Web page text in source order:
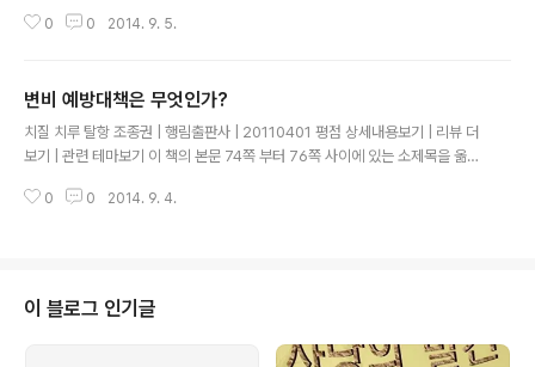
수 없는 국내 시장 규모의 한계와, 상당한 구매력을 지니면서 TV 의존도가 높은
드라마를 보는 사람이라면 '왜 우리나라 드라마는 장르가 모두 비슷한 막장 드
라마 뿐인가?' 라는 의문을 한두 번쯤은 가져보았을 것이다. 요즘 케이블 채널에
서 방영되는 미국 드라마를 보면 가벼운 로맨스부터, 코믹, 의학, 스릴러, 사이..
0 0 2014. 9. 5.
변비 예방대책은 무엇인가?
치질 치루 탈항 조종권 | 행림출판사 | 20110401 평점 상세내용보기 | 리뷰 더
보기 | 관련 테마보기 이 책의 본문 74쪽 부터 76쪽 사이에 있는 소제목을 옮기
한다. 2. 밥과 반찬은 5:5 정도로 섭취한다. 3. 규칙적인 식사를 한다. 4. 수분을
서"에서 작성되었습니다.
0 0 2014. 9. 4.
이 블로그 인기글